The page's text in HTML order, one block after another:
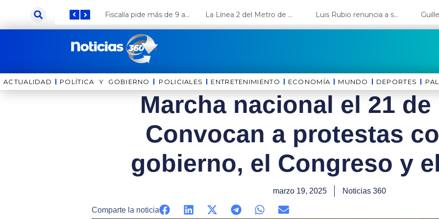
contenido
Fiscalía pide más de 9 años de cárcel para el diputado de oposición Harvey Colchado La Línea 2 del Metro de Lima y el Ramal 4 alcanzan un avance del 80% Luis Rubio renuncia a su candidatura a Lima y deja el camino libre a López Aliaga
ACTUALIDAD POLÍTICA Y GOBIERNO ⁠⁠POLICIALES ENTRETENIMIENTO ECONOMÍA MUNDO DEPORTES
Marcha nacional el 21 de
Convocan a protestas
gobierno, el Congreso y
marzo 19, 2025 Noticias 360
Comparte la noticia